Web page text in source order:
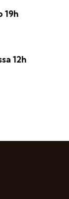
19h
12h